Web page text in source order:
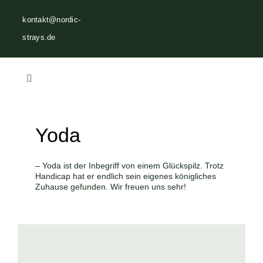
Inhalt
springen
kontakt@nordic-
strays.de
Vermittlungen
Helfen
Yoda
– Yoda ist der Inbegriff von einem Glückspilz. Trotz
Handicap hat er endlich sein eigenes königliches
Zuhause gefunden. Wir freuen uns sehr!